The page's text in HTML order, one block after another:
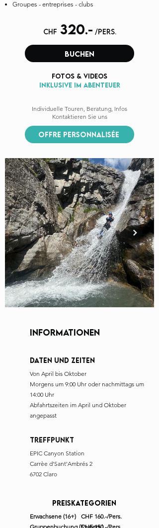
Groupes - entreprises - clubs
chf 320.- /pers.
buchen
fotos & videos
Inklusive im Abenteuer
Individuelle Touren, Beratung, Infos
Kontaktieren Sie uns
offre personnalisée
INFORMATIONen
Daten und Zeiten
Von April bis Oktober
Morgens um 9:00 Uhr oder nachmittags um
14:00 Uhr
Abfahrtszeiten im April und Oktober
angepasst
Treffpunkt
EPIC Canyon Station
Carrèe d'Sant'Ambrés 2
6702 Claro
Erwachsene (16+)
CHF 160.-/Pers.
Preiskategorien